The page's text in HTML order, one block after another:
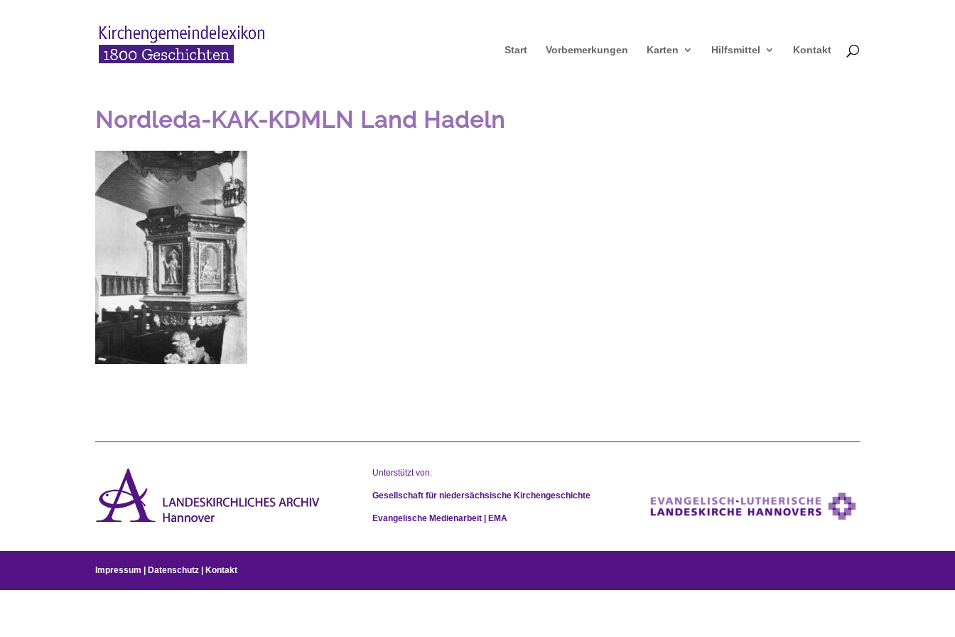
Start Vorbemerkungen Karten Hilfsmittel Kontakt
Nordleda-KAK-KDMLN Land Hadeln
Unterstützt von:
Gesellschaft für niedersächsische Kirchengeschichte
Evangelische Medienarbeit | EMA
Impressum |Datenschutz |Kontakt